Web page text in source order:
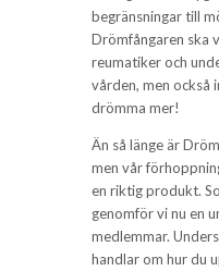
begränsningar till
Drömfångaren ska
reumatiker och
vården, men också
drömma mer!
Än så länge är
men vår
en riktig produkt.
genomför vi nu en
medlemmar.
handlar om hur du